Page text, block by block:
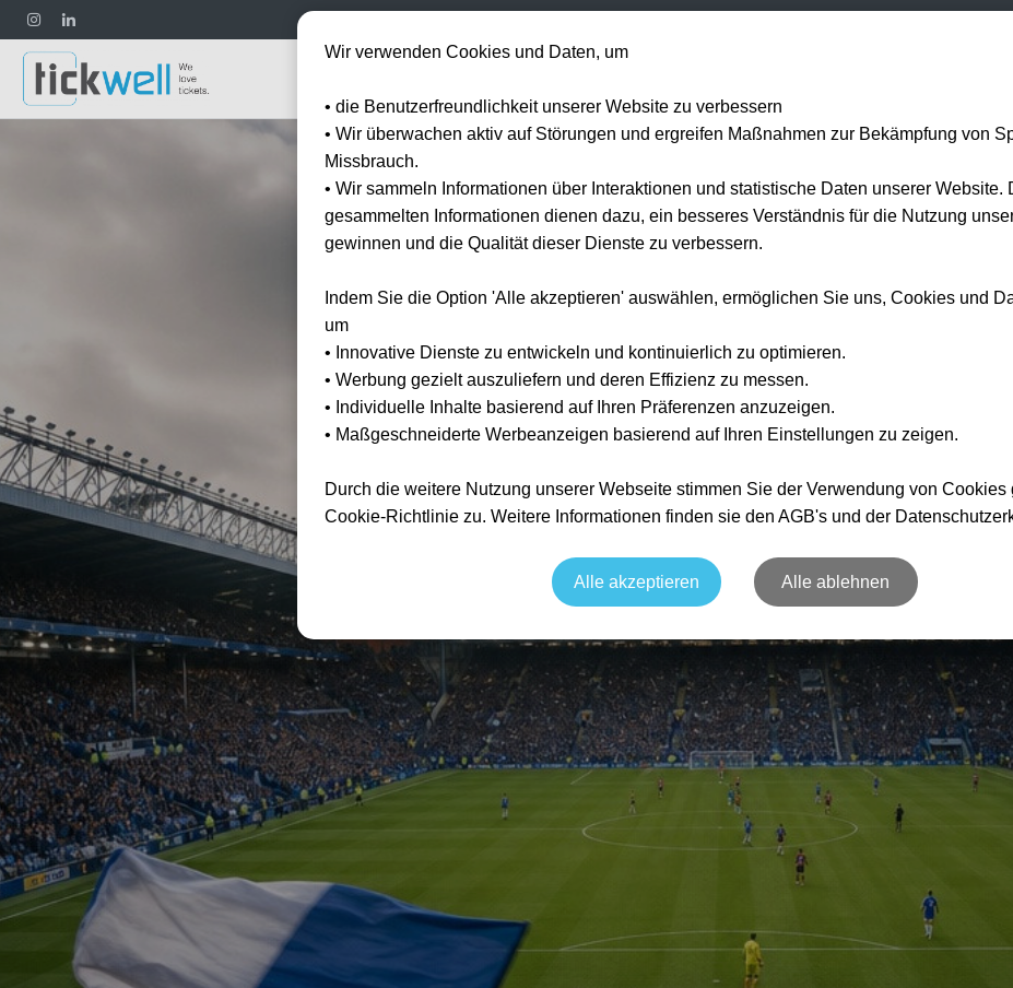
Wir verwenden Cookies und Daten, um
• die Benutzerfreundlichkeit unserer Website zu verbessern
• Wir überwachen aktiv auf Störungen und ergreifen Maßnahmen zur Bekämpfung von
Missbrauch.
• Wir sammeln Informationen über Interaktionen und statistische Daten unserer Website.
gesammelten Informationen dienen dazu, ein besseres Verständnis für die Nutzung
gewinnen und die Qualität dieser Dienste zu verbessern.
Indem Sie die Option 'Alle akzeptieren' auswählen, ermöglichen Sie uns, Cookies und
um
• Innovative Dienste zu entwickeln und kontinuierlich zu optimieren.
• Werbung gezielt auszuliefern und deren Effizienz zu messen.
• Individuelle Inhalte basierend auf Ihren Präferenzen anzuzeigen.
• Maßgeschneiderte Werbeanzeigen basierend auf Ihren Einstellungen zu zeigen.
Durch die weitere Nutzung unserer Webseite stimmen Sie der Verwendung von Cookies
Cookie-Richtlinie zu. Weitere Informationen finden sie den AGB's und der
Alle akzeptieren Alle ablehnen